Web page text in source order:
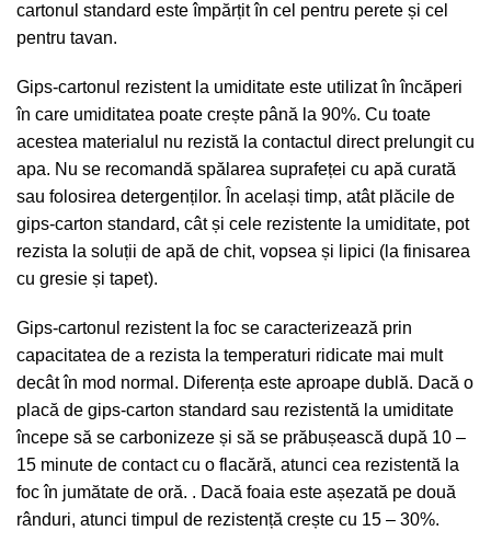
cartonul standard este împărțit în cel pentru perete și cel
pentru tavan.
Gips-cartonul rezistent la umiditate este utilizat în încăperi
în care umiditatea poate crește până la 90%. Cu toate
acestea materialul nu rezistă la contactul direct prelungit cu
apa. Nu se recomandă spălarea suprafeței cu apă curată
sau folosirea detergenților. În același timp, atât plăcile de
gips-carton standard, cât și cele rezistente la umiditate, pot
rezista la soluții de apă de chit, vopsea și lipici (la finisarea
cu gresie și tapet).
Gips-cartonul rezistent la foc se caracterizează prin
capacitatea de a rezista la temperaturi ridicate mai mult
decât în ​​mod normal. Diferența este aproape dublă. Dacă o
placă de gips-carton standard sau rezistentă la umiditate
începe să se carbonizeze și să se prăbușească după 10 –
15 minute de contact cu o flacără, atunci cea rezistentă la
foc în jumătate de oră. . Dacă foaia este așezată pe două
rânduri, atunci timpul de rezistență crește cu 15 – 30%.